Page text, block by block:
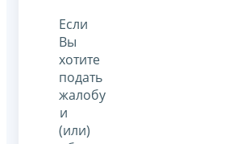
Если
Вы
хотите
подать
жалобу
и
(или)